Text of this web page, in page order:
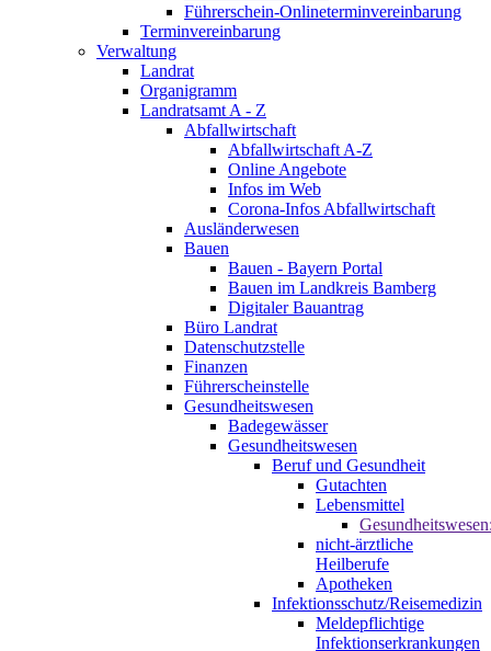
Führerschein-Onlineterminvereinbarung
Terminvereinbarung
Verwaltung
Landrat
Organigramm
Landratsamt A - Z
Abfallwirtschaft
Abfallwirtschaft A-Z
Online Angebote
Infos im Web
Corona-Infos Abfallwirtschaft
Ausländerwesen
Bauen
Bauen - Bayern Portal
Bauen im Landkreis Bamberg
Digitaler Bauantrag
Büro Landrat
Datenschutzstelle
Finanzen
Führerscheinstelle
Gesundheitswesen
Badegewässer
Gesundheitswesen
Beruf und Gesundheit
Gutachten
Lebensmittel
nicht-ärztliche
Heilberufe
Apotheken
Infektionsschutz/Reisemedizin
Meldepflichtige
Infektionserkrankungen